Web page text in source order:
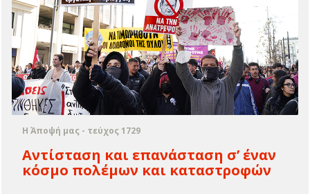
Η Άποψή μας - τεύχος 1729
Αντίσταση και επανάσταση σ’ έναν
κόσμο πολέμων και καταστροφών